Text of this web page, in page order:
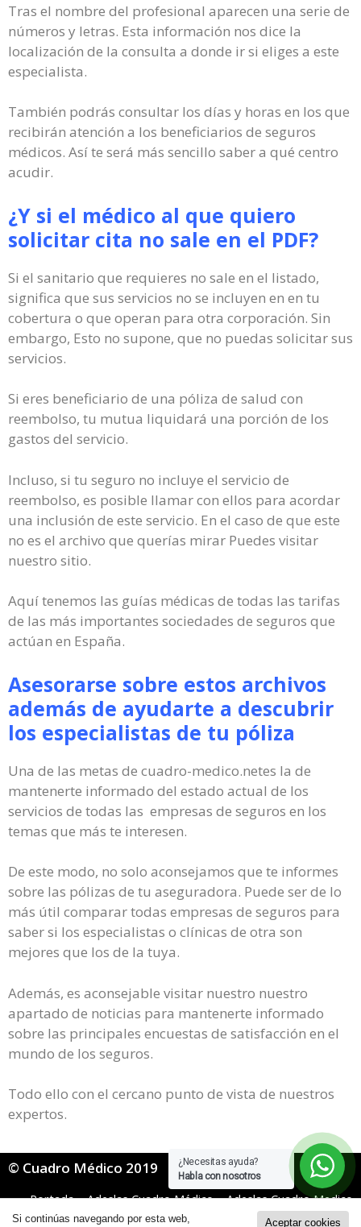
¿Necesitas ayuda?
Habla con nosotros
Tras el nombre del profesional aparecen una serie de
números y letras. Esta información nos dice la
localización de la consulta a donde ir si eliges a este
especialista.
También podrás consultar los días y horas en los que
recibirán atención a los beneficiarios de seguros
médicos. Así te será más sencillo saber a qué centro
acudir.
¿Y si el médico al que quiero
solicitar cita no sale en el PDF?
Si el sanitario que requieres no sale en el listado,
significa que sus servicios no se incluyen en en tu
cobertura o que operan para otra corporación. Sin
embargo, Esto no supone, que no puedas solicitar sus
servicios.
Si eres beneficiario de una póliza de salud con
reembolso, tu mutua liquidará una porción de los
gastos del servicio.
Incluso, si tu seguro no incluye el servicio de
reembolso, es posible llamar con ellos para acordar
una inclusión de este servicio. En el caso de que este
no es el archivo que querías mirar Puedes visitar
nuestro sitio.
Aquí tenemos las guías médicas de todas las tarifas
de las más importantes sociedades de seguros que
actúan en España.
Asesorarse sobre estos archivos
además de ayudarte a descubrir
los especialistas de tu póliza
Una de las metas de cuadro-medico.netes la de
mantenerte informado del estado actual de los
servicios de todas las empresas de seguros en los
temas que más te interesen.
De este modo, no solo aconsejamos que te informes
sobre las pólizas de tu aseguradora. Puede ser de lo
más útil comparar todas empresas de seguros para
saber si los especialistas o clínicas de otra son
mejores que los de la tuya.
Además, es aconsejable visitar nuestro nuestro
apartado de noticias para mantenerte informado
sobre las principales encuestas de satisfacción en el
mundo de los seguros.
Todo ello con el cercano punto de vista de nuestros
expertos.
© Cuadro Médico 2019
Portada»Adeslas Cuadro Médico»Adeslas Cuadro Medico
Basico»Adeslas Básico cuadro medico Alicante
Aceptar cookies
Si continúas navegando por esta web,